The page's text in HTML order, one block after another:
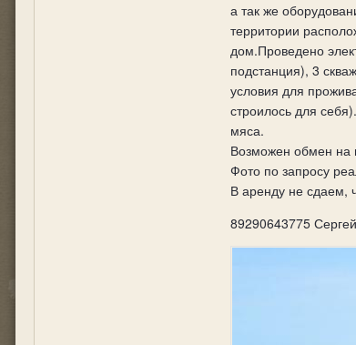
а так же
территории
дом.Проведено
подстанция), 3
условия для
строилось для
мяса.
Возможен обмен на
Фото по запросу
В аренду не сдаем,
89290643775 Сергей